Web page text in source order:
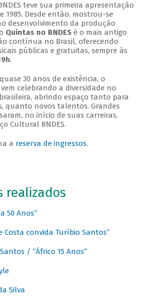
teve sua primeira apresentação
1985. Desde então, mostrou-se
desenvolvimento da produção
Quintas no BNDESé o mais antigo
contínua no Brasil, oferecendo
públicas e gratuitas, sempre às
.
30 anos de existência, o
celebrando a diversidade no
abrindo espaço tanto para
quanto novos talentos. Grandes
no início de suas carreiras,
Cultural BNDES.
a reserva de ingressos.
realizados
50 Anos”
Costa convida Turíbio Santos”
/ “Áfrico 15 Anos”
Silva